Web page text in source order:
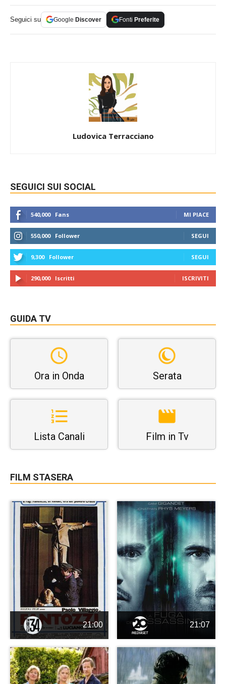
Seguici su Google Discover Fonti Preferite
Ludovica Terracciano
SEGUICI SUI SOCIAL
540,000 Fans MI PIACE
550,000 Follower SEGUI
9,300 Follower SEGUI
290,000 Iscritti ISCRIVITI
GUIDA TV
Ora in Onda Serata
Lista Canali Film in Tv
FILM STASERA
21:00 21:07